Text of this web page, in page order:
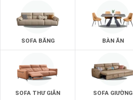
SOFA BĂNG BÀN ĂN
SOFA THƯ GIÃN SOFA GIƯỜNG